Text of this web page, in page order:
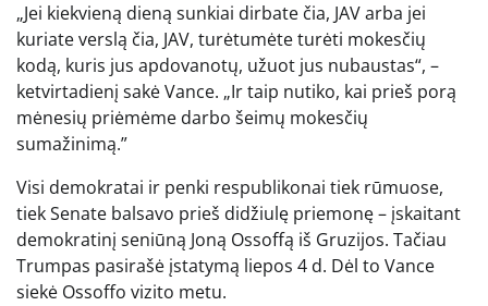
„Jei kiekvieną dieną sunkiai dirbate čia, JAV arba jei
kuriate verslą čia, JAV, turėtumėte turėti mokesčių
kodą, kuris jus apdovanotų, užuot jus nubaustas“, –
ketvirtadienį sakė Vance. „Ir taip nutiko, kai prieš porą
mėnesių priėmėme darbo šeimų mokesčių
sumažinimą.”
Visi demokratai ir penki respublikonai tiek rūmuose,
tiek Senate balsavo prieš didžiulę priemonę – įskaitant
demokratinį seniūną Joną Ossoffą iš Gruzijos. Tačiau
Trumpas pasirašė įstatymą liepos 4 d. Dėl to Vance
siekė Ossoffo vizito metu.